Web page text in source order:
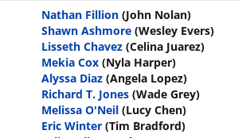
Nathan Fillion (John Nolan)
Shawn Ashmore (Wesley Evers)
Lisseth Chavez (Celina Juarez)
Mekia Cox (Nyla Harper)
Alyssa Diaz (Angela Lopez)
Richard T. Jones (Wade Grey)
Melissa O'Neil (Lucy Chen)
Eric Winter (Tim Bradford)